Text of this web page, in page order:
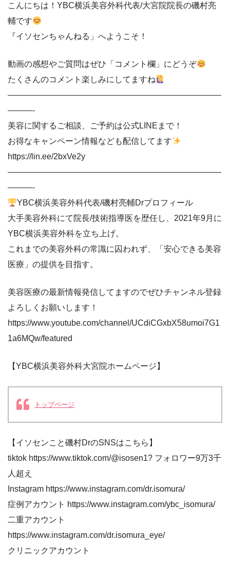
こんにちは！YBC横浜美容外科代表/大宮院院長の磯村亮
輔です
『イソセンちゃんねる」へようこそ！
動画の感想やご質問はぜひ「コメント欄」にどうぞ
たくさんのコメント楽しみにしてますね
——————————————————————————
———-
美容に関するご相談、ご予約は公式LINEまで！
お得なキャンペーン情報なども配信してます
https://lin.ee/2bxVe2y
——————————————————————————
———-
YBC横浜美容外科代表/磯村亮輔Drプロフィール
大手美容外科にて院長/技術指導医を歴任し、2021年9月に
YBC横浜美容外科を立ち上げ。
これまでの美容外科の常識に囚われず、「安心できる美容
医療」の提供を目指す。
美容医療の最新情報発信してますのでぜひチャンネル登録
よろしくお願いします！
https://www.youtube.com/channel/UCdiCGxbX58umoi7G1
1a6MQw/featured
【YBC横浜美容外科大宮院ホームページ】
トップページ
【イソセンこと磯村DrのSNSはこちら】
tiktok https://www.tiktok.com/@isosen1? フォロワー9万3千
人超え
Instagram https://www.instagram.com/dr.isomura/
症例アカウント https://www.instagram.com/ybc_isomura/
二重アカウント
https://www.instagram.com/dr.isomura_eye/
クリニックアカウント